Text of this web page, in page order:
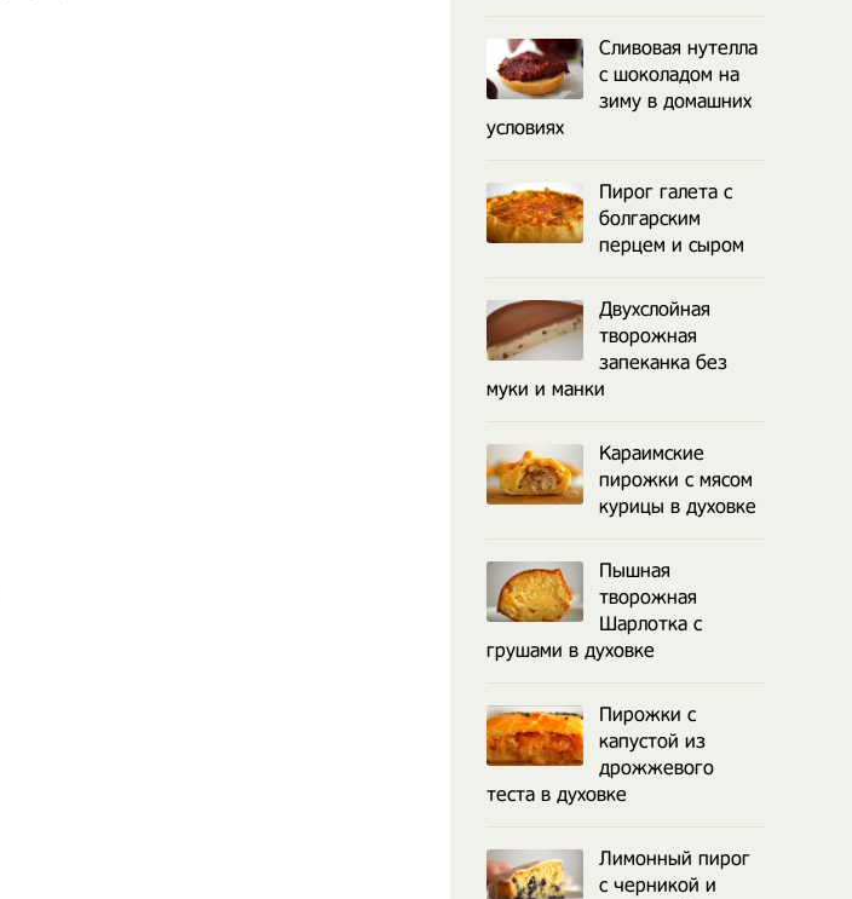
Сливовая нутелла
с шоколадом на
зиму в домашних
условиях
Пирог галета с
болгарским
перцем и сыром
Двухслойная
творожная
запеканка без
муки и манки
Караимские
пирожки с мясом
курицы в духовке
Пышная
творожная
Шарлотка с
грушами в духовке
Пирожки с
капустой из
дрожжевого
теста в духовке
Лимонный пирог
с черникой и